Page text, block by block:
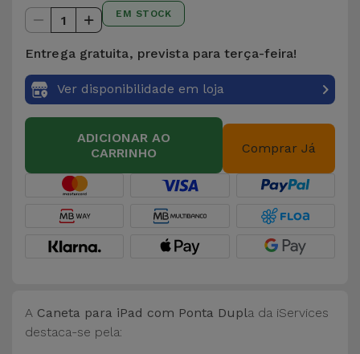
Gadgets
Higiene
e Casa
Carteiras,
Malas
Localizadores
e Acessórios
Bicicleta
1 EM STOCK
Entrega gratuita, prevista para terça-feira!
Ver disponibilidade em loja
ADICIONAR AO
CARRINHO
Comprar Já
A Caneta para iPad com Ponta Dupla da iServices
destaca-se pela: